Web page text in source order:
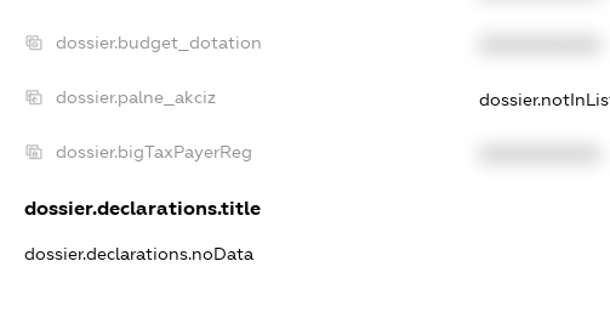
dossier.budget_dotation
dossier.palne_akciz
dossier.bigTaxPayerReg
dossier.declarations.title
dossier.declarations.noData